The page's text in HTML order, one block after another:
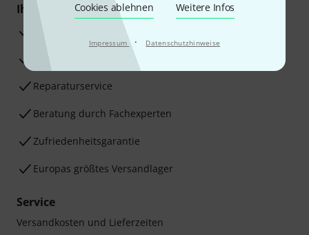
Cookies ablehnen Weitere Infos
Impressum · Datenschutzhinweise
Ihre Vorteile
3 Jahre Thomann Garantie
30 Tage Money-Back-Garantie
Reparaturservice
Beratung durch Fachexperten
Zufriedenheitsgarantie
Europas größtes Versandlager
Service
Versandkosten und Lieferzeiten